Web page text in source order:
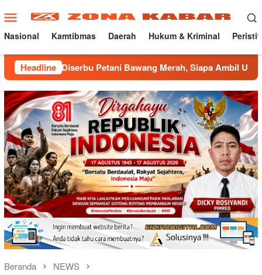
ke
konten
Menu
Mobile
Nasional Kamtibmas Daerah Hukum & Kriminal
Headline
Diserbu Petani Bawang Merah, Siapa Ambil Untung ???
Beranda NEWS